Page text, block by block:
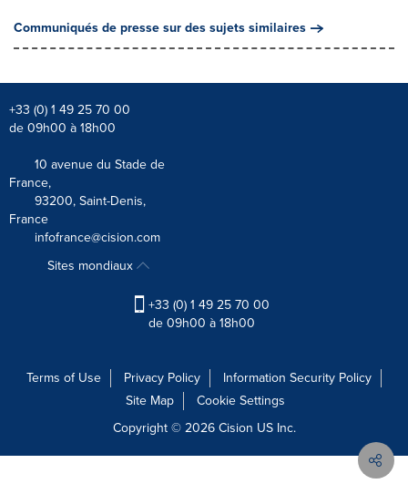
Communiqués de presse sur des sujets similaires
+33 (0) 1 49 25 70 00
de 09h00 à 18h00
10 avenue du Stade de
France,
93200, Saint-Denis,
France
infofrance@cision.com
Sites mondiaux
+33 (0) 1 49 25 70 00
de 09h00 à 18h00
Terms of Use Privacy Policy
Information Security Policy
Site Map
Cookie Settings
Copyright © 2026Cision US Inc.